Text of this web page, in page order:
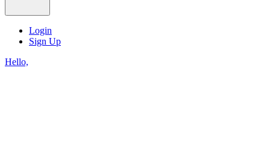
Login
Sign Up
Hello,